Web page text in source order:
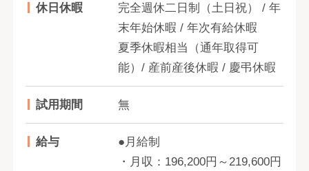
休日休暇
完全週休二日制（土日祝） / 年
末年始休暇 / 年次有給休暇
夏季休暇相当（通年取得可
能）/ 産前産後休暇 / 慶弔休暇
試用期間 無
給与
●月給制
・月収：196,200円～219,600円